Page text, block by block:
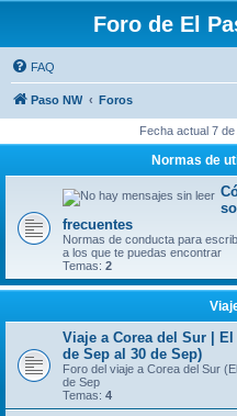
Foro de El
FAQ
Paso NW Foros
Fecha actual 7
Normas de
frecuentes
Normas de conducta para
a los que te puedas encontrar
Temas: 2
Viaje a Corea del Sur |
de Sep al 30 de Sep)
Foro del viaje a Corea del Sur
de Sep
Temas: 4